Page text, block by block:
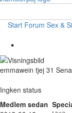
Start Forum Sex &
emmawein tjej 31
Ingken status
Medlem sedan